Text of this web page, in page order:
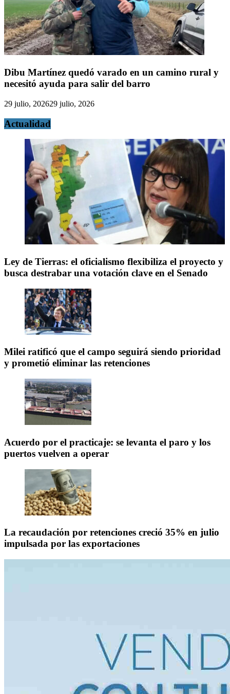
Dibu Martínez quedó varado en un camino rural y
necesitó ayuda para salir del barro
29 julio, 202629 julio, 2026
Actualidad
Ley de Tierras: el oficialismo flexibiliza el proyecto y
busca destrabar una votación clave en el Senado
Milei ratificó que el campo seguirá siendo prioridad
y prometió eliminar las retenciones
Acuerdo por el practicaje: se levanta el paro y los
puertos vuelven a operar
La recaudación por retenciones creció 35% en julio
impulsada por las exportaciones